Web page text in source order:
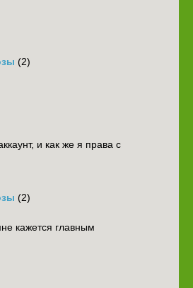
(2)
и как же я права с
(2)
кажется главным